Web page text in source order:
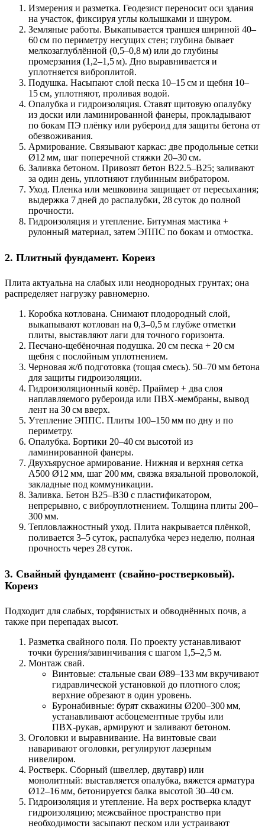
Измерения и разметка. Геодезист переносит оси здания
на участок, фиксируя углы колышками и шнуром.
Земляные работы. Выкапывается траншея шириной 40–
60 см по периметру несущих стен; глубина бывает
мелкозаглублённой (0,5–0,8 м) или до глубины
промерзания (1,2–1,5 м). Дно выравнивается и
уплотняется виброплитой.
Подушка. Насыпают слой песка 10–15 см и щебня 10–
15 см, уплотняют, проливая водой.
Опалубка и гидроизоляция. Ставят щитовую опалубку
из доски или ламинированной фанеры, прокладывают
по бокам ПЭ плёнку или рубероид для защиты бетона от
обезвоживания.
Армирование. Связывают каркас: две продольные сетки
Ø12 мм, шаг поперечной стяжки 20–30 см.
Заливка бетоном. Привозят бетон B22.5–B25; заливают
за один день, уплотняют глубинным вибратором.
Уход. Пленка или мешковина защищает от пересыхания;
выдержка 7 дней до распалубки, 28 суток до полной
прочности.
Гидроизоляция и утепление. Битумная мастика +
рулонный материал, затем ЭППС по бокам и отмостка.
2. Плитный фундамент. Кореиз
Плита актуальна на слабых или неоднородных грунтах; она
распределяет нагрузку равномерно.
Коробка котлована. Снимают плодородный слой,
выкапывают котлован на 0,3–0,5 м глубже отметки
плиты, выставляют лаги для точного горизонта.
Песчано‑щебёночная подушка. 20 см песка + 20 см
щебня с послойным уплотнением.
Черновая ж/б подготовка (тощая смесь). 50–70 мм бетона
для защиты гидроизоляции.
Гидроизоляционный ковёр. Праймер + два слоя
наплавляемого рубероида или ПВХ‑мембраны, вывод
лент на 30 см вверх.
Утепление ЭППС. Плиты 100–150 мм по дну и по
периметру.
Опалубка. Бортики 20–40 см высотой из
ламинированной фанеры.
Двухъярусное армирование. Нижняя и верхняя сетка
A500 Ø12 мм, шаг 200 мм, связка вязальной проволокой,
закладные под коммуникации.
Заливка. Бетон B25–B30 с пластификатором,
непрерывно, с виброуплотнением. Толщина плиты 200–
300 мм.
Тепловлажностный уход. Плита накрывается плёнкой,
поливается 3–5 суток, распалубка через неделю, полная
прочность через 28 суток.
3. Свайный фундамент (свайно‑ростверковый).
Кореиз
Подходит для слабых, торфянистых и обводнённых почв, а
также при перепадах высот.
Разметка свайного поля. По проекту устанавливают
точки бурения/завинчивания с шагом 1,5–2,5 м.
Монтаж свай.
Винтовые: стальные сваи Ø89–133 мм вкручивают
гидравлической установкой до плотного слоя;
верхние обрезают в один уровень.
Буронабивные: бурят скважины Ø200–300 мм,
устанавливают асбоцементные трубы или
ПВХ‑рукав, армируют и заливают бетоном.
Оголовки и выравнивание. На винтовые сваи
наваривают оголовки, регулируют лазерным
нивелиром.
Ростверк. Сборный (швеллер, двутавр) или
монолитный: выставляется опалубка, вяжется арматура
Ø12–16 мм, бетонируется балка высотой 30–40 см.
Гидроизоляция и утепление. На верх ростверка кладут
гидроизоляцию; межсвайное пространство при
необходимости засыпают песком или устраивают